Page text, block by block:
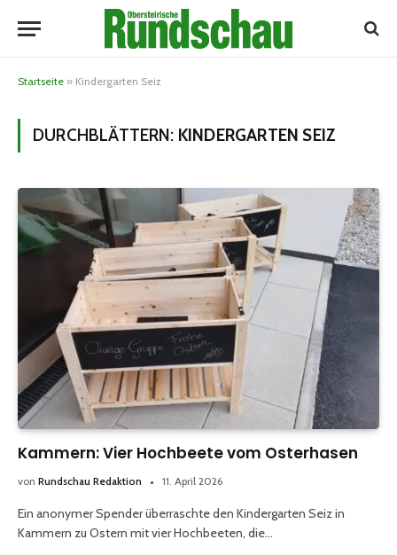
Startseite » Kindergarten Seiz
DURCHBLÄTTERN: KINDERGARTEN SEIZ
Kammern: Vier Hochbeete vom Osterhasen
von Rundschau Redaktion 11. April 2026
Ein anonymer Spender überraschte den Kindergarten Seiz in
Kammern zu Ostern mit vier Hochbeeten, die…